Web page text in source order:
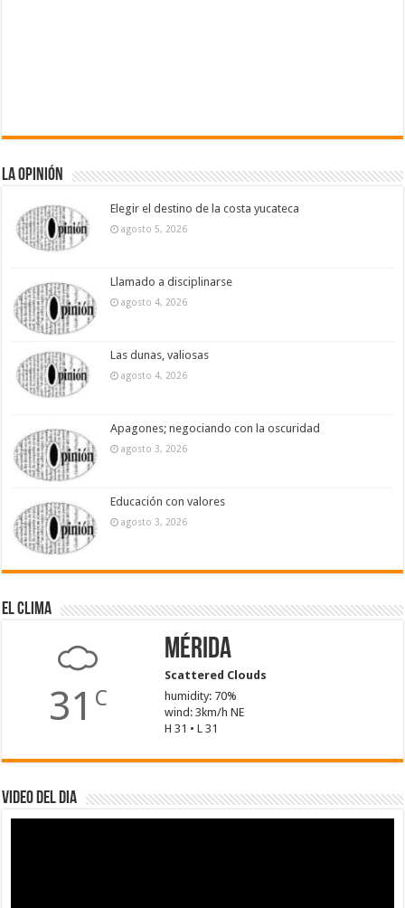
La Opinión
Elegir el destino de la costa yucateca
agosto 5, 2026
Llamado a disciplinarse
agosto 4, 2026
Las dunas, valiosas
agosto 4, 2026
Apagones; negociando con la oscuridad
agosto 3, 2026
Educación con valores
agosto 3, 2026
El Clima
31 C
Mérida
Scattered Clouds
humidity: 70%
wind: 3km/h NE
H 31 • L 31
Video del dia